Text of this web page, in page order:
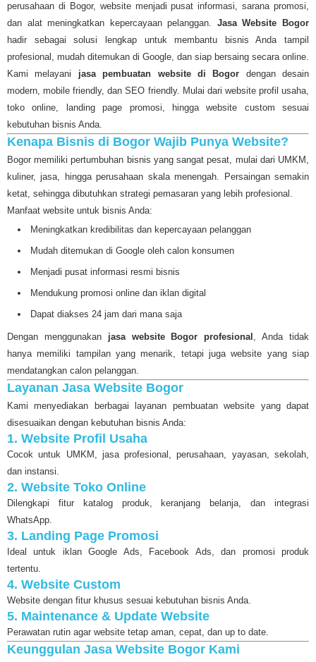
perusahaan di Bogor, website menjadi pusat informasi, sarana promosi,
dan alat meningkatkan kepercayaan pelanggan. Jasa Website Bogor
hadir sebagai solusi lengkap untuk membantu bisnis Anda tampil
profesional, mudah ditemukan di Google, dan siap bersaing secara online.
Kami melayani jasa pembuatan website di Bogor dengan desain
modern, mobile friendly, dan SEO friendly. Mulai dari website profil usaha,
toko online, landing page promosi, hingga website custom sesuai
kebutuhan bisnis Anda.
Kenapa Bisnis di Bogor Wajib Punya Website?
Bogor memiliki pertumbuhan bisnis yang sangat pesat, mulai dari UMKM,
kuliner, jasa, hingga perusahaan skala menengah. Persaingan semakin
ketat, sehingga dibutuhkan strategi pemasaran yang lebih profesional.
Manfaat website untuk bisnis Anda:
Meningkatkan kredibilitas dan kepercayaan pelanggan
Mudah ditemukan di Google oleh calon konsumen
Menjadi pusat informasi resmi bisnis
Mendukung promosi online dan iklan digital
Dapat diakses 24 jam dari mana saja
Dengan menggunakan jasa website Bogor profesional , Anda tidak
hanya memiliki tampilan yang menarik, tetapi juga website yang siap
mendatangkan calon pelanggan.
Layanan Jasa Website Bogor
Kami menyediakan berbagai layanan pembuatan website yang dapat
disesuaikan dengan kebutuhan bisnis Anda:
1. Website Profil Usaha
Cocok untuk UMKM, jasa profesional, perusahaan, yayasan, sekolah,
dan instansi.
2. Website Toko Online
Dilengkapi fitur katalog produk, keranjang belanja, dan integrasi
WhatsApp.
3. Landing Page Promosi
Ideal untuk iklan Google Ads, Facebook Ads, dan promosi produk
tertentu.
4. Website Custom
Website dengan fitur khusus sesuai kebutuhan bisnis Anda.
5. Maintenance & Update Website
Perawatan rutin agar website tetap aman, cepat, dan up to date.
Keunggulan Jasa Website Bogor Kami